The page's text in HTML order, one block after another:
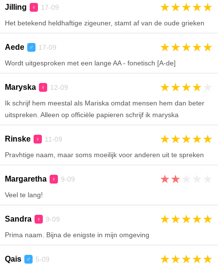
Jilling ♀ 17-09 ★★★★★
Het betekend heldhaftige zigeuner, stamt af van de oude grieken
Aede ♂ 17-09 ★★★★★
Wordt uitgesproken met een lange AA - fonetisch [A-de]
Maryska ♀ 12-09 ★★★★
Ik schrijf hem meestal als Mariska omdat mensen hem dan beter
uitspreken. Alleen op officiële papieren schrijf ik maryska
Rinske ♀ 11-09 ★★★★★
Pravhtige naam, maar soms moeilijk voor anderen uit te spreken
Margaretha ♀ 9-09 ★★
Veel te lang!
Sandra ♀ 9-09 ★★★★★
Prima naam. Bijna de enigste in mijn omgeving
Qais ♂ 5-09 ★★★★★